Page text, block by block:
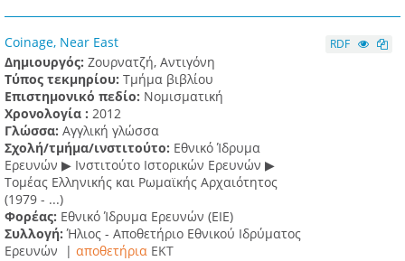
Coinage, Near East
Δημιουργός: Ζουρνατζή, Αντιγόνη
Τύπος τεκμηρίου: Τμήμα βιβλίου
Επιστημονικό πεδίο: Νομισματική
Χρονολογία : 2012
Γλώσσα: Αγγλική γλώσσα
Σχολή/τμήμα/ινστιτούτο: Εθνικό Ίδρυμα
Ερευνών ▶ Ινστιτούτο Ιστορικών Ερευνών ▶
Τομέας Ελληνικής και Ρωμαϊκής Αρχαιότητος
(1979 - ...)
Φορέας: Εθνικό Ίδρυμα Ερευνών (ΕΙΕ)
Συλλογή:Ήλιος - Αποθετήριο Εθνικού Ιδρύματος
Ερευνών | αποθετήρια EKT
RDF